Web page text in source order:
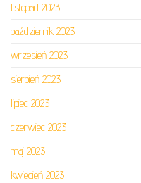
listopad 2023
październik 2023
wrzesień 2023
sierpień 2023
lipiec 2023
czerwiec 2023
maj 2023
kwiecień 2023